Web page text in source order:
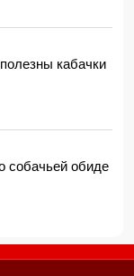
кабачки
собачьей обиде